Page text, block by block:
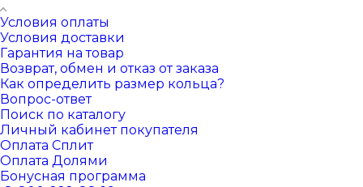
Условия оплаты
Условия доставки
Гарантия на товар
Возврат, обмен и отказ от заказа
Как определить размер кольца?
Вопрос-ответ
Поиск по каталогу
Личный кабинет покупателя
Оплата Сплит
Оплата Долями
Бонусная программа